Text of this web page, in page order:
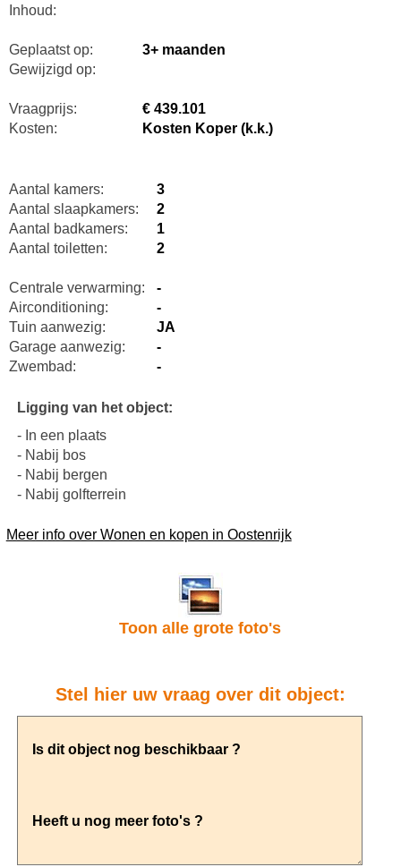
Inhoud:
Geplaatst op:
3+ maanden
Gewijzigd op:
Vraagprijs:
€ 439.101
Kosten:
Kosten Koper (k.k.)
Aantal kamers:
3
Aantal slaapkamers:
2
Aantal badkamers:
1
Aantal toiletten:
2
Centrale verwarming:
-
Airconditioning:
-
Tuin aanwezig:
JA
Garage aanwezig:
-
Zwembad:
-
Ligging van het object:
- In een plaats
- Nabij bos
- Nabij bergen
- Nabij golfterrein
Meer info over Wonen en kopen in Oostenrijk
Toon alle grote foto's
Stel hier uw vraag over dit object: